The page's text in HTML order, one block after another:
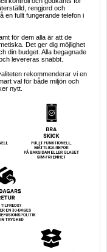
rengjord och
en fullt fungerande telefon i
för dem alla är att de
Det ger dig möjlighet
din budget. Alla begagnade
levereras snabbt.
rekommenderar vi en
val för både miljön och
nytt.